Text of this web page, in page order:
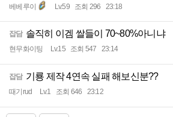
베베루이 Lv.59 조회 296 23:18
잡담 솔직히 이겜 쌀들이 70~80%아니냐
현무화이팅 Lv.15 조회 547 23:14
잡담 기룡 제작 4연속 실패 해보신분??
때기rud Lv.1 조회 646 23:12